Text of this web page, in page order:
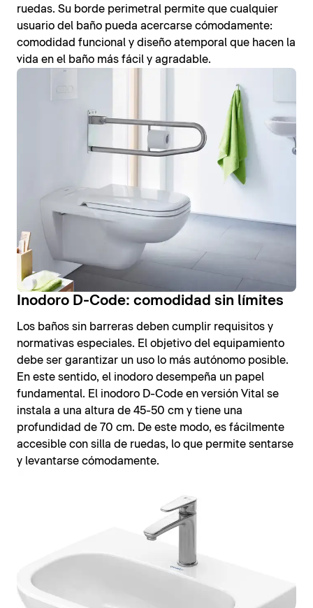
ruedas. Su borde perimetral permite que cualquier
usuario del baño pueda acercarse cómodamente:
comodidad funcional y diseño atemporal que hacen la
vida en el baño más fácil y agradable.
Inodoro D-Code: comodidad sin límites
Los baños sin barreras deben cumplir requisitos y
normativas especiales. El objetivo del equipamiento
debe ser garantizar un uso lo más autónomo posible.
En este sentido, el inodoro desempeña un papel
fundamental. El inodoro D-Code en versión Vital se
instala a una altura de 45-50 cm y tiene una
profundidad de 70 cm. De este modo, es fácilmente
accesible con silla de ruedas, lo que permite sentarse
y levantarse cómodamente.